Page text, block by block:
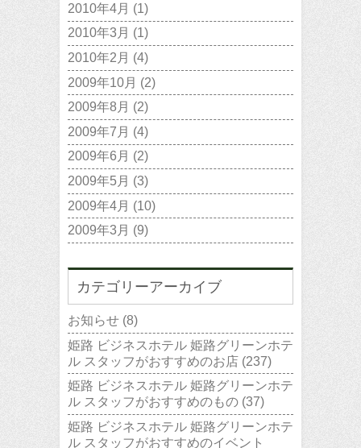
2010年4月 (1)
2010年3月 (1)
2010年2月 (4)
2009年10月 (2)
2009年8月 (2)
2009年7月 (4)
2009年6月 (2)
2009年5月 (3)
2009年4月 (10)
2009年3月 (9)
カテゴリーアーカイブ
お知らせ (8)
姫路 ビジネスホテル 姫路グリーンホテ
ル スタッフがおすすめのお店 (237)
姫路 ビジネスホテル 姫路グリーンホテ
ル スタッフがおすすめのもの (37)
姫路 ビジネスホテル 姫路グリーンホテ
ル スタッフがおすすめのイベント